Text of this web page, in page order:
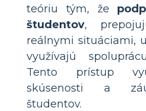
teóriu tým, že
študentov,
reálnymi situáciami,
využívajú
Tento prístup
skúsenosti a
študentov.